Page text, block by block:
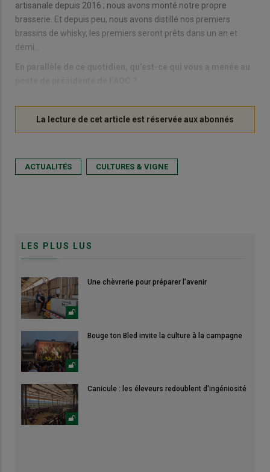
artisanale depuis 2016 ; nous avons monté notre propre
brasserie. Et depuis peu, nous avons distillé nos premiers
brassins de whisky, les premiers seront prêts dans un an et
demi…
En parallèle de ce quotidien, qu’est-ce qui vous a menée au
ACTUALITÉS CULTURES & VIGNE
LES PLUS LUS
Une chèvrerie pour préparer l’avenir
Bouge ton Bled invite la culture à la campagne
Canicule : les éleveurs redoublent d'ingéniosité